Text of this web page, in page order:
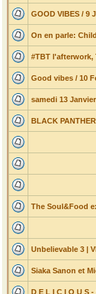
GOOD VIBES / 9
On en parle:
#TBT l'afterwork,
Good vibes / 10
samedi 13
BLACK
The Soul&Food
Unbelievable 3 |
Siaka Sanon et
D E L I C I O U S